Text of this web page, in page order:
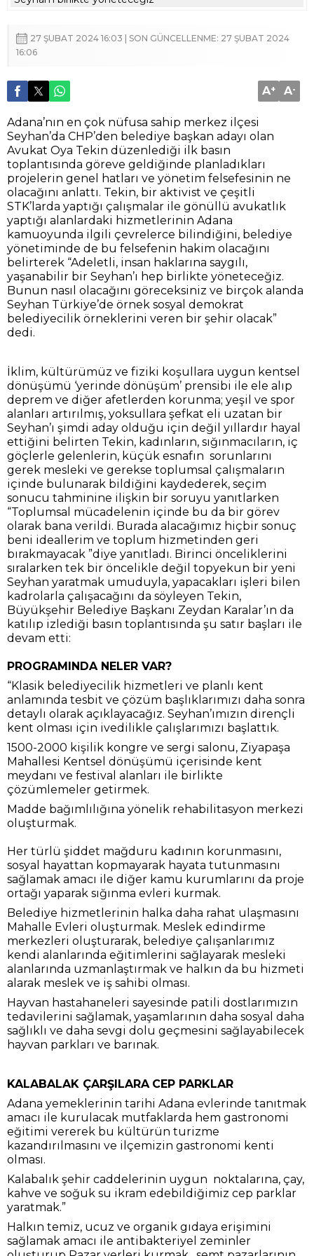
27 ŞUBAT 2024 16:03 | SON GÜNCELLENME: 27 ŞUBAT 2024
16:06
A+ A-
Adana’nın en çok nüfusa sahip merkez ilçesi
Seyhan’da CHP’den belediye başkan adayı olan
Avukat Oya Tekin düzenlediği ilk basın
toplantısında göreve geldiğinde planladıkları
projelerin genel hatları ve yönetim felsefesinin ne
olacağını anlattı. Tekin, bir aktivist ve çeşitli
STK’larda yaptığı çalışmalar ile gönüllü avukatlık
yaptığı alanlardaki hizmetlerinin Adana
kamuoyunda ilgili çevrelerce bilindiğini, belediye
yönetiminde de bu felsefenin hakim olacağını
belirterek “Adeletli, insan haklarına saygılı,
yaşanabilir bir Seyhan’ı hep birlikte yöneteceğiz.
Bunun nasıl olacağını göreceksiniz ve birçok alanda
Seyhan Türkiye’de örnek sosyal demokrat
belediyecilik örneklerini veren bir şehir olacak”
dedi.
İklim, kültürümüz ve fiziki koşullara uygun kentsel
dönüşümü ‘yerinde dönüşüm’ prensibi ile ele alıp
deprem ve diğer afetlerden korunma; yeşil ve spor
alanları artırılmış, yoksullara şefkat eli uzatan bir
Seyhan’ı şimdi aday olduğu için değil yıllardır hayal
ettiğini belirten Tekin, kadınların, sığınmacıların, iç
göçlerle gelenlerin, küçük esnafın sorunlarını
gerek mesleki ve gerekse toplumsal çalışmaların
içinde bulunarak bildiğini kaydederek, seçim
sonucu tahminine ilişkin bir soruyu yanıtlarken
“Toplumsal mücadelenin içinde bu da bir görev
olarak bana verildi. Burada alacağımız hiçbir sonuç
beni ideallerim ve toplum hizmetinden geri
bırakmayacak ”diye yanıtladı. Birinci önceliklerini
sıralarken tek bir öncelikle değil topyekun bir yeni
Seyhan yaratmak umuduyla, yapacakları işleri bilen
kadrolarla çalışacağını da söyleyen Tekin,
Büyükşehir Belediye Başkanı Zeydan Karalar’ın da
katılıp izlediği basın toplantısında şu satır başları ile
devam etti:
PROGRAMINDA NELER VAR?
“Klasik belediyecilik hizmetleri ve planlı kent
anlamında tesbit ve çözüm başlıklarımızı daha sonra
detaylı olarak açıklayacağız. Seyhan’ımızın dirençli
kent olması için ivedilikle çalışlarımızı başlattık.
1500-2000 kişilik kongre ve sergi salonu, Ziyapaşa
Mahallesi Kentsel dönüşümü içerisinde kent
meydanı ve festival alanları ile birlikte
çözümlemeler getirmek.
Madde bağımlılığına yönelik rehabilitasyon merkezi
oluşturmak.
Her türlü şiddet mağduru kadının korunmasını,
sosyal hayattan kopmayarak hayata tutunmasını
sağlamak amacı ile diğer kamu kurumlarını da proje
ortağı yaparak sığınma evleri kurmak.
Belediye hizmetlerinin halka daha rahat ulaşmasını
Mahalle Evleri oluşturmak. Meslek edindirme
merkezleri oluşturarak, belediye çalışanlarımız
kendi alanlarında eğitimlerini sağlayarak mesleki
alanlarında uzmanlaştırmak ve halkın da bu hizmeti
alarak meslek ve iş sahibi olması.
Hayvan hastahaneleri sayesinde patili dostlarımızın
tedavilerini sağlamak, yaşamlarının daha sosyal daha
sağlıklı ve daha sevgi dolu geçmesini sağlayabilecek
hayvan parkları ve barınak.
KALABALAK ÇARŞILARA CEP PARKLAR
Adana yemeklerinin tarihi Adana evlerinde tanıtmak
amacı ile kurulacak mutfaklarda hem gastronomi
eğitimi vererek bu kültürün turizme
kazandırılmasını ve ilçemizin gastronomi kenti
olması.
Kalabalık şehir caddelerinin uygun noktalarına, çay,
kahve ve soğuk su ikram edebildiğimiz cep parklar
yaratmak.”
Halkın temiz, ucuz ve organik gıdaya erişimini
sağlamak amacı ile antibakteriyel zeminler